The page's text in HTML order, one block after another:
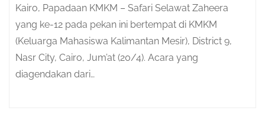
Kairo, Papadaan KMKM – Safari Selawat Zaheera
yang ke-12 pada pekan ini bertempat di KMKM
(Keluarga Mahasiswa Kalimantan Mesir), District 9,
Nasr City, Cairo, Jum’at (20/4). Acara yang
diagendakan dari…